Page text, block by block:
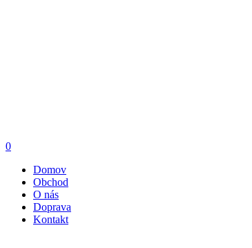
0
Domov
Obchod
O nás
Doprava
Kontakt